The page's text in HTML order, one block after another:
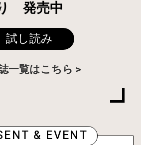
発売中
試し読み
一覧はこちら
& EVENT